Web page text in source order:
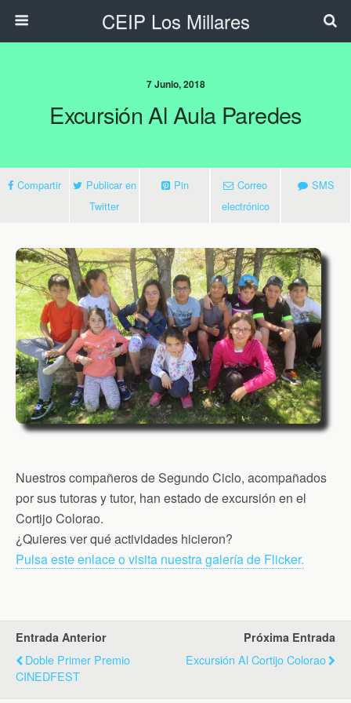
CEIP Los Millares
7 Junio, 2018
Excursión Al Aula Paredes
Compartir
Publicar en
Twitter
Pin
Correo
electrónico
SMS
Nuestros compañeros de Segundo Ciclo, acompañados
por sus tutoras y tutor, han estado de excursión en el
Cortijo Colorao.
¿Quieres ver qué actividades hicieron?
Pulsa este enlace o visita nuestra galería de Flicker.
Entrada Anterior
Doble Primer Premio
CINEDFEST
Próxima Entrada
Excursión Al Cortijo Colorao